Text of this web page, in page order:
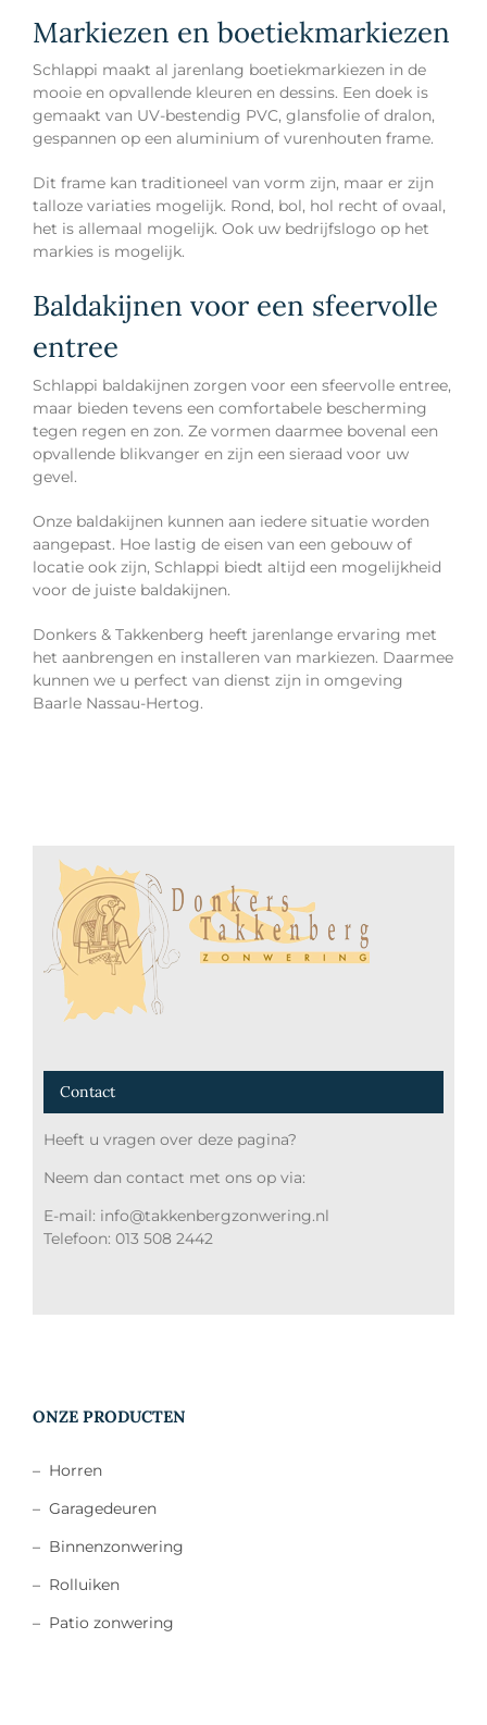
Markiezen en boetiekmarkiezen
Schlappi maakt al jarenlang boetiekmarkiezen in de
mooie en opvallende kleuren en dessins. Een doek is
gemaakt van UV-bestendig PVC, glansfolie of dralon,
gespannen op een aluminium of vurenhouten frame.
Dit frame kan traditioneel van vorm zijn, maar er zijn
talloze variaties mogelijk. Rond, bol, hol recht of ovaal,
het is allemaal mogelijk. Ook uw bedrijfslogo op het
markies is mogelijk.
Baldakijnen voor een sfeervolle
entree
Schlappi baldakijnen zorgen voor een sfeervolle entree,
maar bieden tevens een comfortabele bescherming
tegen regen en zon. Ze vormen daarmee bovenal een
opvallende blikvanger en zijn een sieraad voor uw
gevel.
Onze baldakijnen kunnen aan iedere situatie worden
aangepast. Hoe lastig de eisen van een gebouw of
locatie ook zijn, Schlappi biedt altijd een mogelijkheid
voor de juiste baldakijnen.
Donkers & Takkenberg heeft jarenlange ervaring met
het aanbrengen en installeren van markiezen. Daarmee
kunnen we u perfect van dienst zijn in omgeving
Baarle Nassau-Hertog.
Contact
Heeft u vragen over deze pagina?
Neem dan contact met ons op via:
E-mail: info@takkenbergzonwering.nl
Telefoon: 013 508 2442
ONZE PRODUCTEN
– Horren
– Garagedeuren
– Binnenzonwering
– Rolluiken
– Patio zonwering